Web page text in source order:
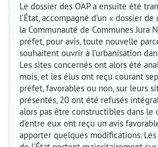
Le dossier des OAP a ensuite été
l’État, accompagné d’un « dossier
la Communauté de Communes Jura
préfet, pour avis, toute nouvelle
souhaitent ouvrir à l’urbanisation
Les sites concernés ont alors été
mois, et les élus ont reçu courant
préfet, favorables ou non, sur leurs
présentés, 20 ont été refusés
alors pas être constructibles dans le
d’entre eux ont reçu un avis
apporter quelques modifications.